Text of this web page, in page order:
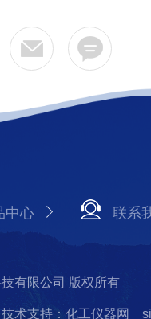
中心 联系
有限公司 版权所有
技术支持：化工仪器网